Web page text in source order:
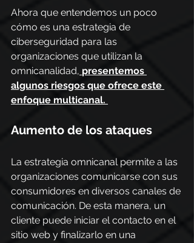
Ahora que entendemos un poco
cómo es una estrategia de
ciberseguridad para las
organizaciones que utilizan la
omnicanalidad, presentemos
algunos riesgos que ofrece este
enfoque multicanal.
Aumento de los ataques
La estrategia omnicanal permite a las
organizaciones comunicarse con sus
consumidores en diversos canales de
comunicación. De esta manera, un
cliente puede iniciar el contacto en el
sitio web y finalizarlo en una